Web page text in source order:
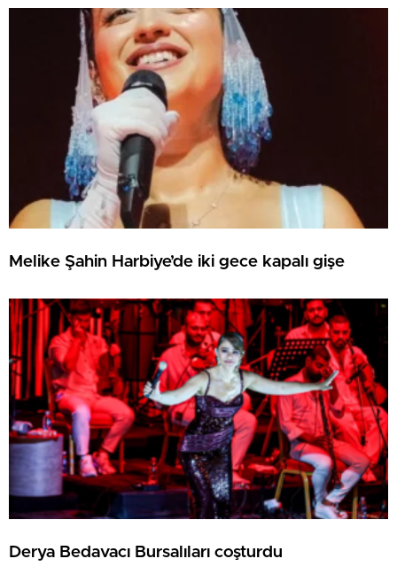
Melike Şahin Harbiye’de iki gece kapalı gişe
Derya Bedavacı Bursalıları coşturdu